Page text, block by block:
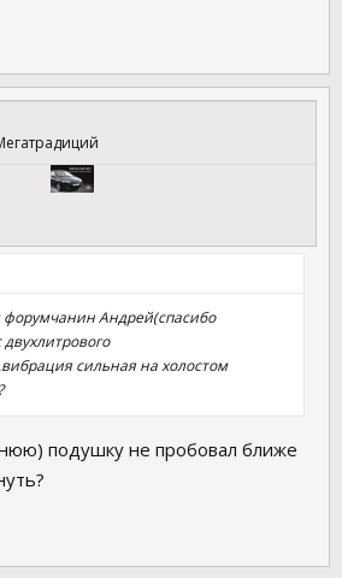
Андрей(спасибо
двухлитрового
сильная на холостом
подушку не пробовал ближе